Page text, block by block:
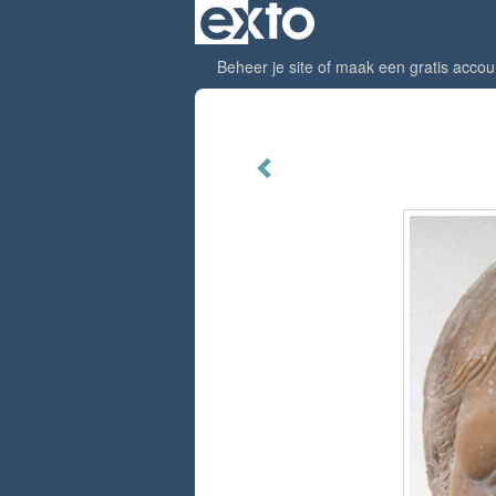
Beheer je site of maak een gratis